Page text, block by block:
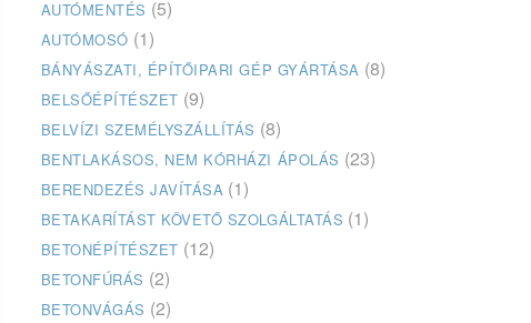
AUTÓMENTÉS (5)
AUTÓMOSÓ (1)
BÁNYÁSZATI, ÉPÍTŐIPARI GÉP GYÁRTÁSA (8)
BELSŐÉPÍTÉSZET (9)
BELVÍZI SZEMÉLYSZÁLLÍTÁS (8)
BENTLAKÁSOS, NEM KÓRHÁZI ÁPOLÁS (23)
BERENDEZÉS JAVÍTÁSA (1)
BETAKARÍTÁST KÖVETŐ SZOLGÁLTATÁS (1)
BETONÉPÍTÉSZET (12)
BETONFÚRÁS (2)
BETONVÁGÁS (2)